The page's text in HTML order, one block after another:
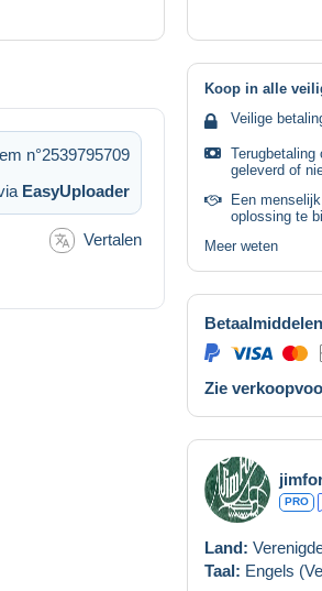
n°2539795709
EasyUploader
Vertalen
Koop in alle
Veilige
Terugbetaling
geleverd of
Een
oplossing te
Meer weten
Zie
PRO
Land:
Taal: Engels